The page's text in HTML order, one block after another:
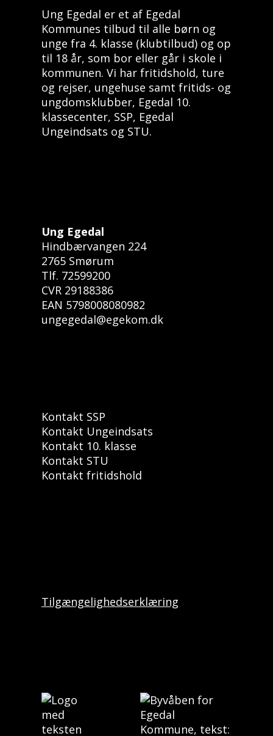
Ung Egedal er et af Egedal
Kommunes tilbud til alle børn og
unge fra 4. klasse (klubtilbud) og op
til 18 år, som bor eller går i skole i
kommunen. Vi har fritidshold, ture
og rejser, ungehuse samt fritids- og
ungdomsklubber, Egedal 10.
klassecenter, SSP, Egedal
Ungeindsats og STU.
Ung Egedal
Hindbærvangen 224
2765 Smørum
Tlf. 72599200
CVR 29188386
EAN 5798008080982
ungegedal@egekom.dk
Kontakt SSP
Kontakt Ungeindsats
Kontakt 10. klasse
Kontakt STU
Kontakt fritidshold
Tilgængelighedserklæring